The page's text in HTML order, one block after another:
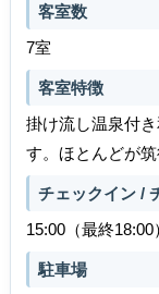
客室数
7室
客室特徴
掛け流し温泉付
す。ほとんどが
チェックイン /
15:00（最終18:00
駐車場